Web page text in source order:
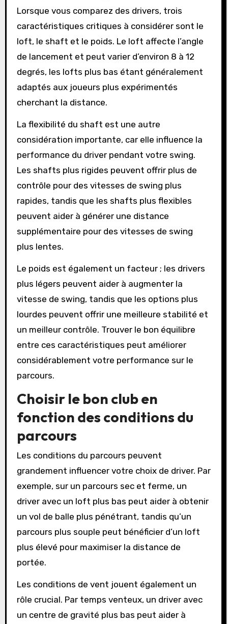
Lorsque vous comparez des drivers, trois
caractéristiques critiques à considérer sont le
loft, le shaft et le poids. Le loft affecte l’angle
de lancement et peut varier d’environ 8 à 12
degrés, les lofts plus bas étant généralement
adaptés aux joueurs plus expérimentés
cherchant la distance.
La flexibilité du shaft est une autre
considération importante, car elle influence la
performance du driver pendant votre swing.
Les shafts plus rigides peuvent offrir plus de
contrôle pour des vitesses de swing plus
rapides, tandis que les shafts plus flexibles
peuvent aider à générer une distance
supplémentaire pour des vitesses de swing
plus lentes.
Le poids est également un facteur ; les drivers
plus légers peuvent aider à augmenter la
vitesse de swing, tandis que les options plus
lourdes peuvent offrir une meilleure stabilité et
un meilleur contrôle. Trouver le bon équilibre
entre ces caractéristiques peut améliorer
considérablement votre performance sur le
parcours.
Choisir le bon club en
fonction des conditions du
parcours
Les conditions du parcours peuvent
grandement influencer votre choix de driver. Par
exemple, sur un parcours sec et ferme, un
driver avec un loft plus bas peut aider à obtenir
un vol de balle plus pénétrant, tandis qu’un
parcours plus souple peut bénéficier d’un loft
plus élevé pour maximiser la distance de
portée.
Les conditions de vent jouent également un
rôle crucial. Par temps venteux, un driver avec
un centre de gravité plus bas peut aider à